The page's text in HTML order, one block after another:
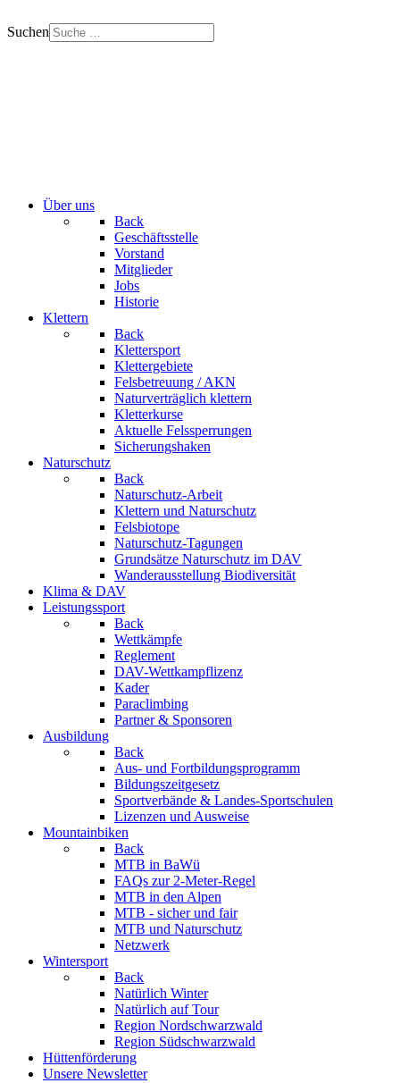
Suchen
Über uns
Back
Geschäftsstelle
Vorstand
Mitglieder
Jobs
Historie
Klettern
Back
Klettersport
Klettergebiete
Felsbetreuung / AKN
Naturverträglich klettern
Kletterkurse
Aktuelle Felssperrungen
Sicherungshaken
Naturschutz
Back
Naturschutz-Arbeit
Klettern und Naturschutz
Felsbiotope
Naturschutz-Tagungen
Grundsätze Naturschutz im DAV
Wanderausstellung Biodiversität
Klima & DAV
Leistungssport
Back
Wettkämpfe
Reglement
DAV-Wettkampflizenz
Kader
Paraclimbing
Partner & Sponsoren
Ausbildung
Back
Aus- und Fortbildungsprogramm
Bildungszeitgesetz
Sportverbände & Landes-Sportschulen
Lizenzen und Ausweise
Mountainbiken
Back
MTB in BaWü
FAQs zur 2-Meter-Regel
MTB in den Alpen
MTB - sicher und fair
MTB und Naturschutz
Netzwerk
Wintersport
Back
Natürlich Winter
Natürlich auf Tour
Region Nordschwarzwald
Region Südschwarzwald
Hüttenförderung
Unsere Newsletter